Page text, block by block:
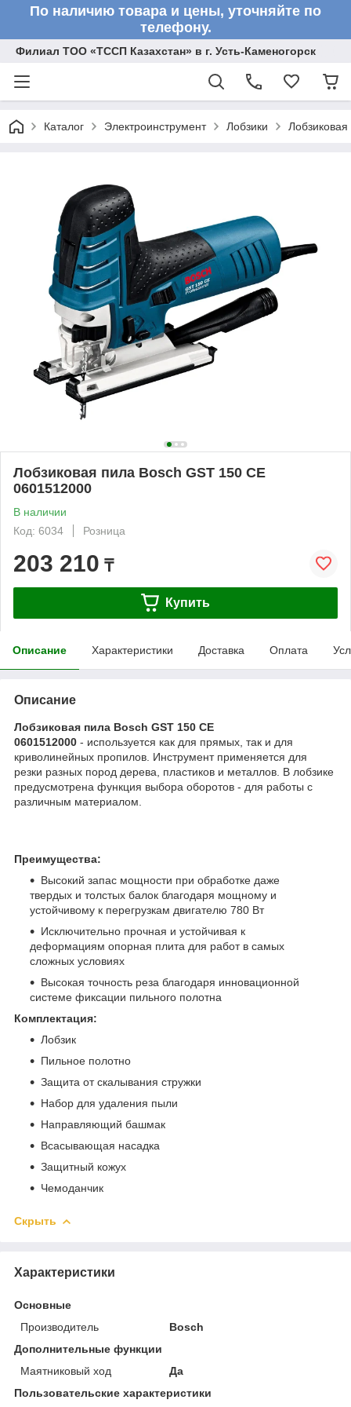
По наличию товара и цены, уточняйте по
телефону.
Филиал ТОО «ТССП Казахстан» в г. Усть-Каменогорск
Каталог Электроинструмент Лобзики
Лобзиковая пила Bosch GST 150 CE
0601512000
В наличии
Код: 6034
Розница
203 210 ₸
Купить
Описание Характеристики Доставка Оплата
Описание
Лобзиковая пила Bosch GST 150 CE
0601512000 - используется как для прямых, так и для
криволинейных пропилов. Инструмент применяется для
резки разных пород дерева, пластиков и металлов. В лобзике
предусмотрена функция выбора оборотов - для работы с
различным материалом.
Преимущества:
Высокий запас мощности при обработке даже
твердых и толстых балок благодаря мощному и
устойчивому к перегрузкам двигателю 780 Вт
Исключительно прочная и устойчивая к
деформациям опорная плита для работ в самых
сложных условиях
Высокая точность реза благодаря инновационной
системе фиксации пильного полотна
Комплектация:
Лобзик
Пильное полотно
Защита от скалывания стружки
Набор для удаления пыли
Направляющий башмак
Всасывающая насадка
Защитный кожух
Чемоданчик
Скрыть
Характеристики
Основные
Производитель
Bosch
Дополнительные функции
Маятниковый ход
Да
Пользовательские характеристики